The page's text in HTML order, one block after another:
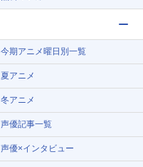
今期アニメ曜日別一覧
夏アニメ
冬アニメ
声優記事一覧
声優×インタビュー